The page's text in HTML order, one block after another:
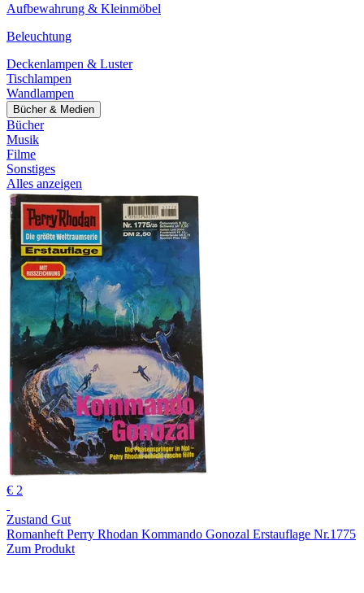
Aufbewahrung & Kleinmöbel
Beleuchtung
Deckenlampen & Luster
Tischlampen
Wandlampen
Bücher & Medien
Bücher
Musik
Filme
Sonstiges
Alles anzeigen
€ 2
Zustand Gut
Romanheft Perry Rhodan Kommando Gonozal Erstauflage Nr.1775
Zum Produkt